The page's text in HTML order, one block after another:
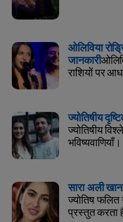
ओलिविया
जानकारी
राशियों पर
ज्योतिषीय
ज्योतिषीय
भविष्यवाणियाँ।
सारा अली
ज्योतिष
प्रस्तुत करता